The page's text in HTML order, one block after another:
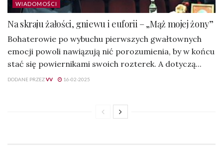
WIADOMOŚCI
Na skraju żałości, gniewu i euforii – „Mąż mojej żony”
Bohaterowie po wybuchu pierwszych gwałtownych
emocji powoli nawiązują nić porozumienia, by w końcu
stać się powiernikami swoich rozterek. A dotyczą...
DODANE PRZEZVV 16-02-2025